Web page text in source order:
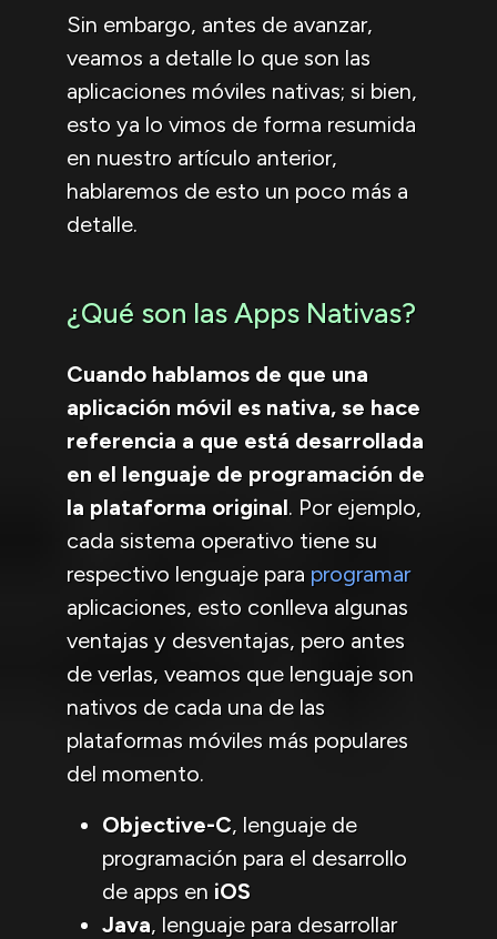
Sin embargo, antes de avanzar,
veamos a detalle lo que son las
aplicaciones móviles nativas; si bien,
esto ya lo vimos de forma resumida
en nuestro artículo anterior,
hablaremos de esto un poco más a
detalle.
¿Qué son las Apps Nativas?
Cuando hablamos de que una
aplicación móvil es nativa, se hace
referencia a que está desarrollada
en el lenguaje de programación de
la plataforma original. Por ejemplo,
cada sistema operativo tiene su
respectivo lenguaje para programar
aplicaciones, esto conlleva algunas
ventajas y desventajas, pero antes
de verlas, veamos que lenguaje son
nativos de cada una de las
plataformas móviles más populares
del momento.
Objective-C, lenguaje de
programación para el desarrollo
de apps en iOS
Java, lenguaje para desarrollar